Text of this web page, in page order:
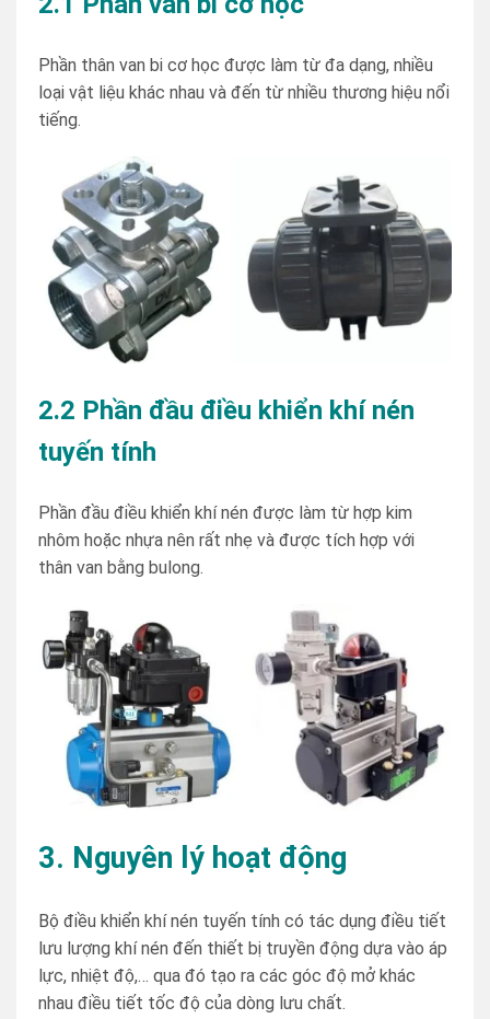
Phần thân van bi cơ học được làm từ đa dạng, nhiều
loại vật liệu khác nhau và đến từ nhiều thương hiệu nổi
tiếng.
2.2 Phần đầu điều khiển khí nén
tuyến tính
Phần đầu điều khiển khí nén được làm từ hợp kim
nhôm hoặc nhựa nên rất nhẹ và được tích hợp với
thân van bằng bulong.
3. Nguyên lý hoạt động
Bộ điều khiển khí nén tuyến tính có tác dụng điều tiết
lưu lượng khí nén đến thiết bị truyền động dựa vào áp
lực, nhiệt độ,… qua đó tạo ra các góc độ mở khác
nhau điều tiết tốc độ của dòng lưu chất.